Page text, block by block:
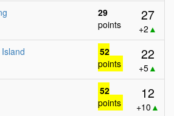
29
points
27
+2 ▲
52
points
22
+5▲
52
points
12
+10 ▲